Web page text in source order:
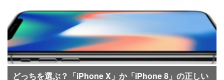
どっちを選ぶ？「iPhone X」か「iPhone 8」の正しい